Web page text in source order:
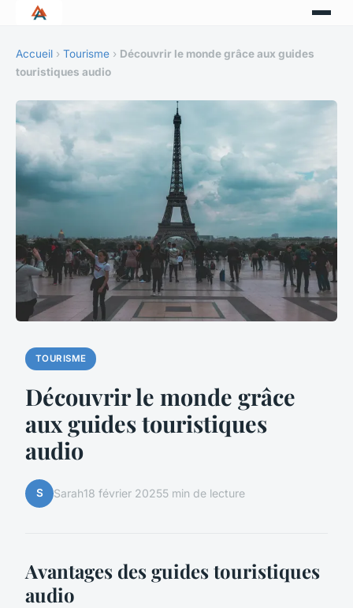
Accueil › Tourisme › Découvrir le monde grâce aux guides
touristiques audio
TOURISME
Découvrir le monde grâce
aux guides touristiques
audio
S Sarah18 février 20255 min de lecture
Avantages des guides touristiques
audio